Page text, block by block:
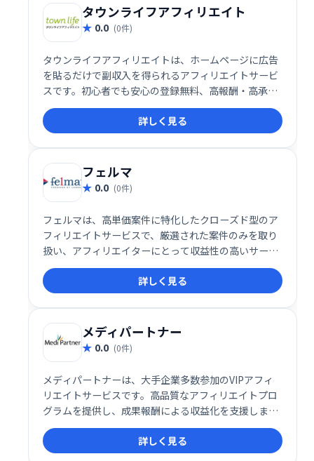
タウンライフアフィリエイト
0.0 (0件)
タウンライフアフィリエイトは、ホームページに広告
を貼るだけで副収入を得られるアフィリエイトサービ
スです。初心者でも安心の登録無料、高報酬・高承認
率案件が多数あり、振込手数料も無料です。会員ラン
クに応じて報酬もアップ！手軽に副収入を得たい方に
おすすめです。
詳しく見る
フェルマ
0.0 (0件)
フェルマは、高単価案件に特化したクローズド型のア
フィリエイトサービスで、厳選された案件のみを取り
扱い、アフィリエイターにとって収益性の高いサービ
スを提供します。経験豊富なアフィリエイターから初
心者まで幅広いユーザーにとって、安定した収益を目
指せる仕組みを提供しています。
詳しく見る
メディパートナー
0.0 (0件)
メディパートナーは、大手企業多数参加のVIPアフィ
リエイトサービスです。高品質なアフィリエイトプロ
グラムを提供し、成果報酬による収益化を支援しま
す。
詳しく見る